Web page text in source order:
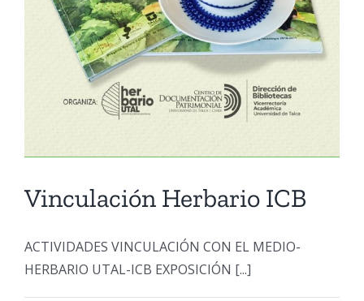
Vinculación Herbario ICB
ACTIVIDADES VINCULACIÓN CON EL MEDIO-
HERBARIO UTAL-ICB EXPOSICIÓN [...]